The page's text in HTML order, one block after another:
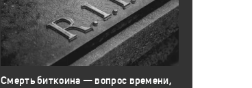
Смерть биткоина — вопрос времени,